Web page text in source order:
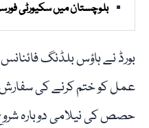
بلوچستان میں سکیورٹی فورسز کی
بورڈ نے ہاؤس بلڈنگ
حصص کی نیلامی دوبارہ